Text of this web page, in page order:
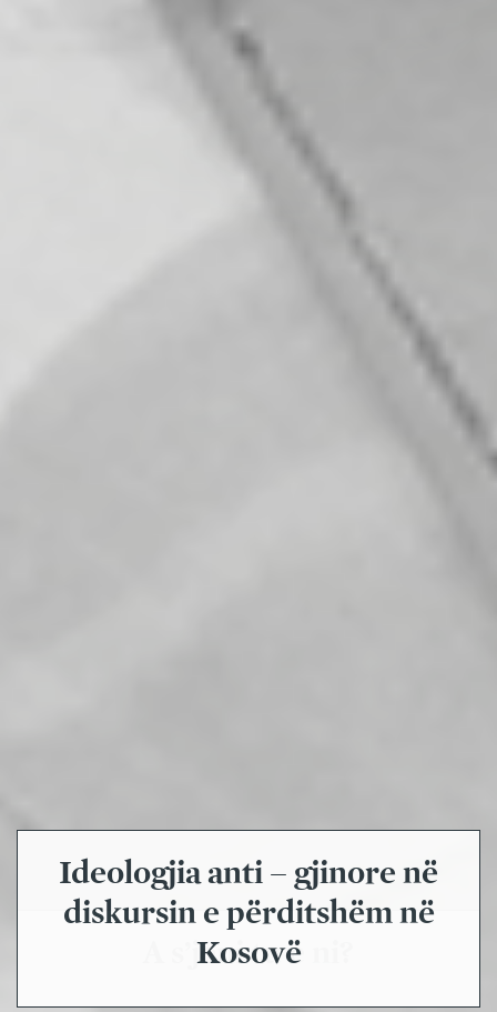
Ideologjia anti – gjinore në
diskursin e përditshëm në
Kosovë